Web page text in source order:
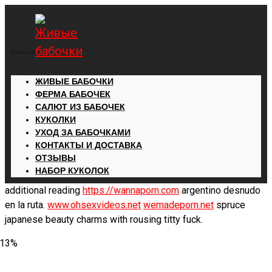
ЖИВЫЕ БАБОЧКИ
ФЕРМА БАБОЧЕК
САЛЮТ ИЗ БАБОЧЕК
КУКОЛКИ
УХОД ЗА БАБОЧКАМИ
КОНТАКТЫ И ДОСТАВКА
ОТЗЫВЫ
НАБОР КУКОЛОК
additional reading https://wannaporn.com argentino desnudo
en la ruta. www.ohsexvideos.net wemadeporn.net spruce
japanese beauty charms with rousing titty fuck.